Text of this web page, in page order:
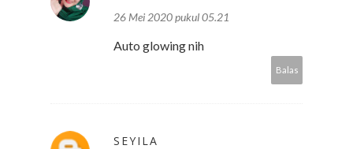
26 Mei 2020 pukul 05.21
Auto glowing nih
Balas
SEYILA